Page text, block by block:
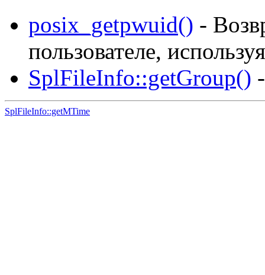
posix_getpwuid() -
пользователе,
SplFileInfo::getGroup()
SplFileInfo::getMTime